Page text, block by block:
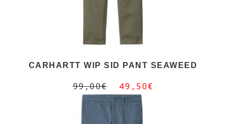
CARHARTT WIP SID PANT SEAWEED
99,00€ 49,50€